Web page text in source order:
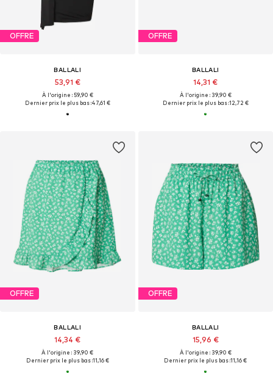
OFFRE
BALLALI
53,91 €
À l'origine : 59,90 €
Dernier prix le plus bas :47,61 €
OFFRE
BALLALI
14,31 €
À l'origine : 39,90 €
Dernier prix le plus bas :12,72 €
OFFRE
BALLALI
14,34 €
À l'origine : 39,90 €
Dernier prix le plus bas :11,16 €
OFFRE
BALLALI
15,96 €
À l'origine : 39,90 €
Dernier prix le plus bas :11,16 €